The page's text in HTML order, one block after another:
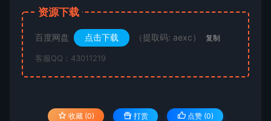
资源下载
百度网盘 点击下载 （提取码: aexc） 复制
客服QQ：43011219
收藏 (0) 打赏 点赞 (0)